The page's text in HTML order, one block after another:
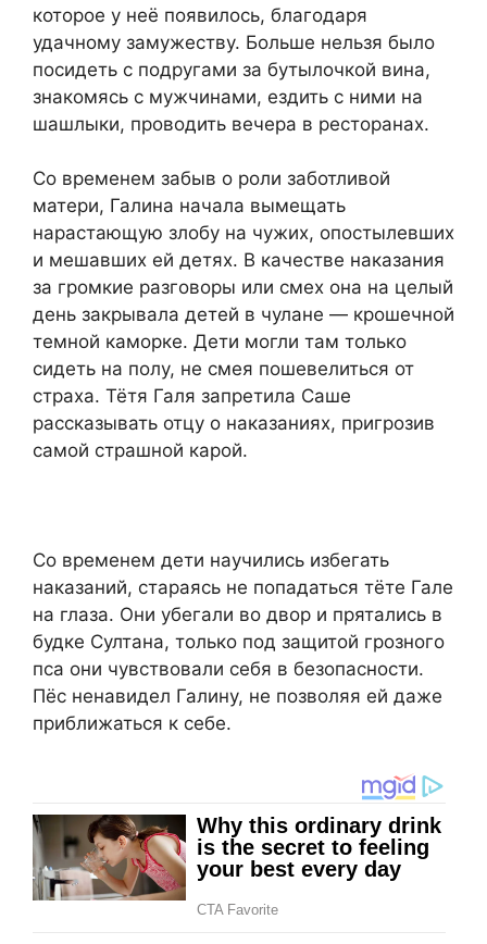
которое у неё появилось, благодаря
удачному замужеству. Больше нельзя было
посидеть с подругами за бутылочкой вина,
знакомясь с мужчинами, ездить с ними на
шашлыки, проводить вечера в ресторанах.
Со временем забыв о роли заботливой
матери, Галина начала вымещать
нарастающую злобу на чужих, опостылевших
и мешавших ей детях. В качестве наказания
за громкие разговоры или смех она на целый
день закрывала детей в чулане — крошечной
темной каморке. Дети могли там только
сидеть на полу, не смея пошевелиться от
страха. Тётя Галя запретила Саше
рассказывать отцу о наказаниях, пригрозив
самой страшной карой.
Со временем дети научились избегать
наказаний, стараясь не попадаться тёте Гале
на глаза. Они убегали во двор и прятались в
будке Султана, только под защитой грозного
пса они чувствовали себя в безопасности.
Пёс ненавидел Галину, не позволяя ей даже
приближаться к себе.